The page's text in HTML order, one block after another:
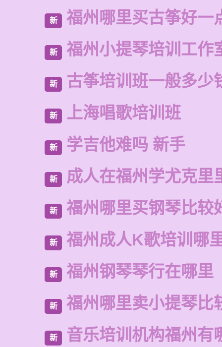
新 福州哪里买古筝好一
新 福州小提琴培训工作
新 古筝培训班一般多少
新 上海唱歌培训班
新 学吉他难吗 新手
新 成人在福州学尤克里
新 福州哪里买钢琴比较
新 福州成人K歌培训哪
新 福州钢琴琴行在哪里
新 福州哪里卖小提琴比
新 音乐培训机构福州有